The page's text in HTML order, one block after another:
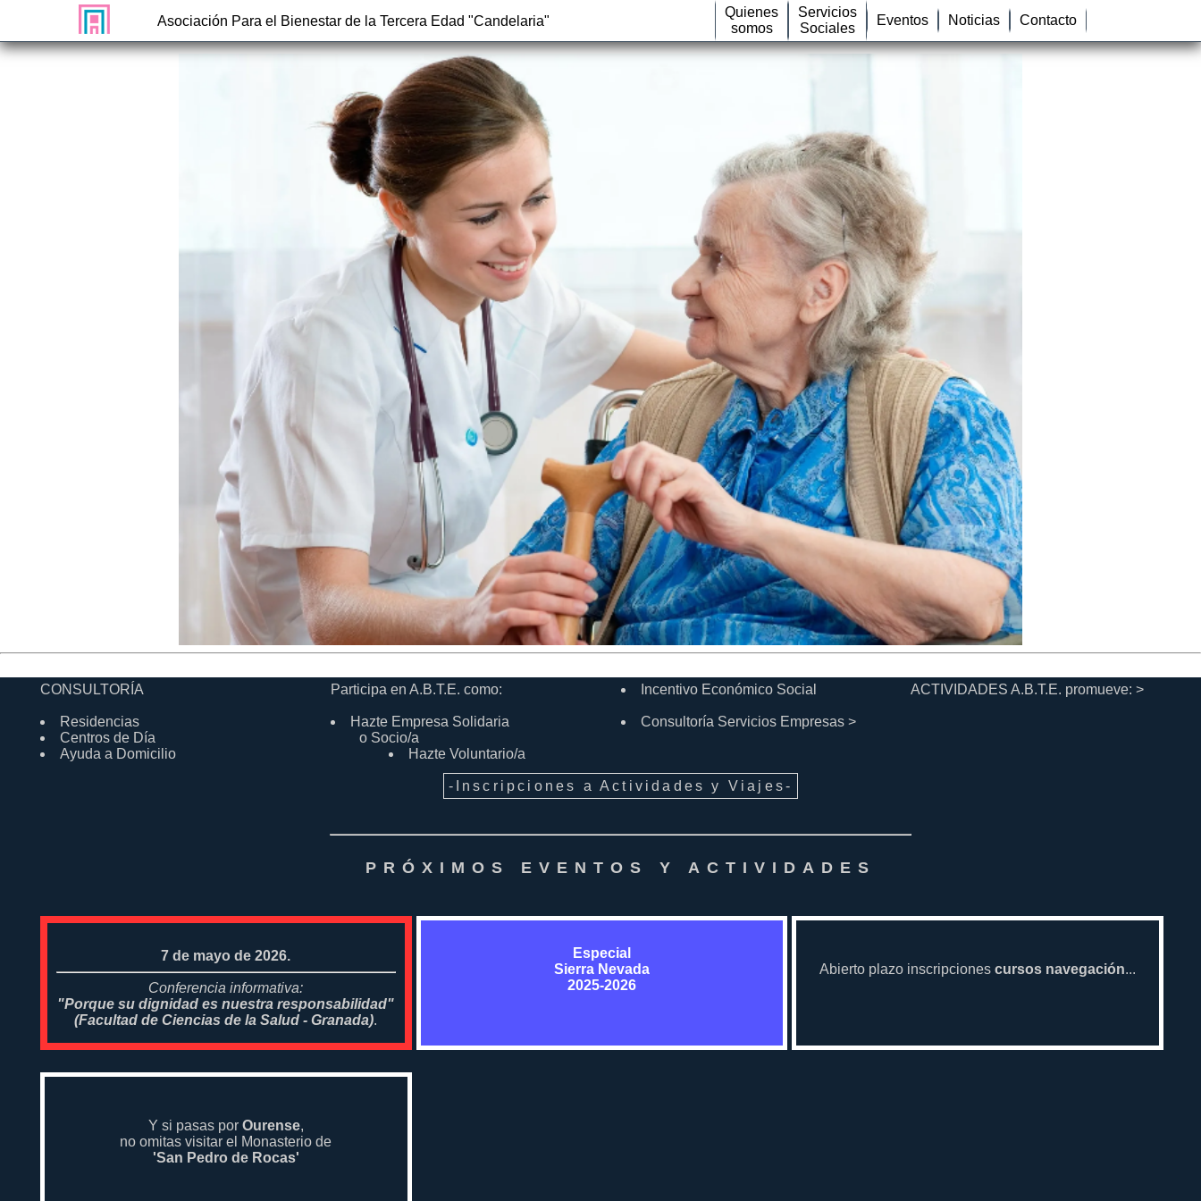
Asociación Para el Bienestar de la Tercera Edad "Candelaria"
Quienes
somos
Servicios
Sociales
Eventos Noticias Contacto
CONSULTORÍA
Residencias
Centros de Día
Ayuda a Domicilio
Participa en A.B.T.E. como:
Hazte Empresa Solidaria
o Socio/a
Hazte Voluntario/a
Incentivo Económico Social
Consultoría Servicios Empresas >
ACTIVIDADES A.B.T.E. promueve: >
-Inscripciones a Actividades y Viajes-
PRÓXIMOS EVENTOS Y ACTIVIDADES
7 de mayo de 2026.
Conferencia informativa:
"Porque su dignidad es nuestra responsabilidad"
(Facultad de Ciencias de la Salud - Granada).
Especial
Sierra Nevada
2025-2026
Abierto plazo inscripcionescursos navegación...
Y si pasas por Ourense,
no omitas visitar el Monasterio de
'San Pedro de Rocas'